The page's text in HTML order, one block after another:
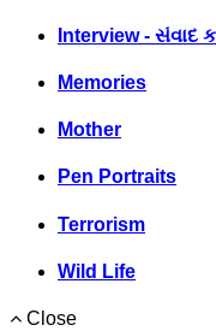
Interview - સંવાદ
Memories
Mother
Pen Portraits
Terrorism
Wild Life
Close